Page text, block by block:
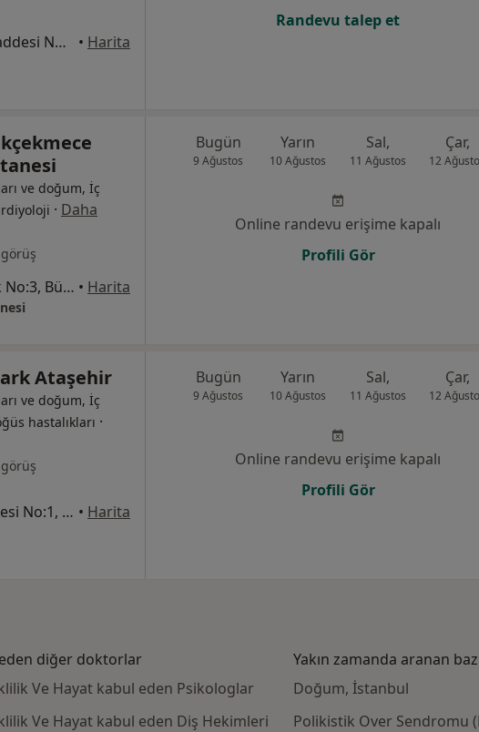
Hürriyet Mahallesi Hürriyet Caddesi No:1, Bahçelievler • Harita
Randevu talep et
ve doğum, İç
· Daha
Fatih Mahallesi Fedakar Sokak No:3, Büyükçekmece • Harita
Bugün
9 Ağustos
Yarın
10 Ağustos
Sal,
11 Ağustos
Çar,
12
Online randevu erişime kapalı
Profili Gör
Ataşehir
ve doğum, İç
hastalıkları ·
Kayışdağı Mahallesi Raci Caddesi No:1, Ataşehir • Harita
Bugün
9 Ağustos
Yarın
10 Ağustos
Sal,
11 Ağustos
Çar,
12
Online randevu erişime kapalı
Profili Gör
diğer doktorlar
Ve Hayat kabul eden Psikologlar
Ve Hayat kabul eden Diş Hekimleri
Yakın zamanda aranan
Doğum, İstanbul
Polikistik Over Sendromu